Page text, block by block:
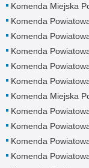
Komenda Miejska
Komenda
Komenda
Komenda
Komenda
Komenda
Komenda Miejska
Komenda
Komenda
Komenda
Komenda